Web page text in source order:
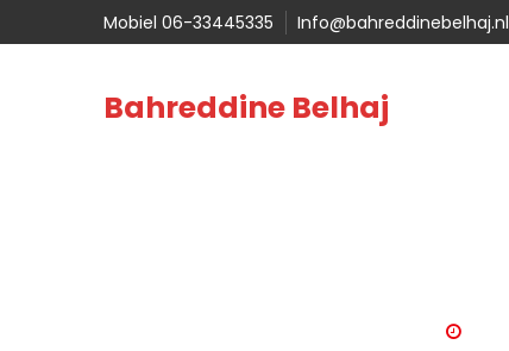
Mobiel 06-33445335 Info@bahreddinebelhaj.nl
Bahreddine Belhaj